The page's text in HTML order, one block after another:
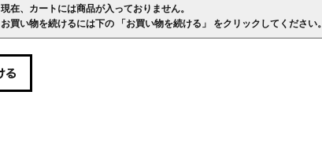
現在、カートには商品が入っておりません。
お買い物を続けるには下の 「お買い物を続ける」 をクリックしてください。